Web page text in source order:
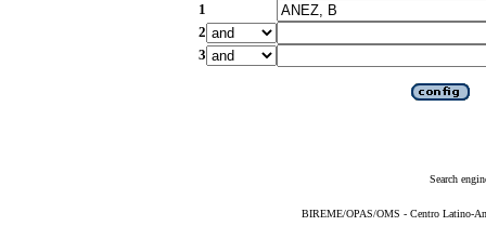
1
2
3
Search
BIREME/OPAS/OMS - Centro Latino-